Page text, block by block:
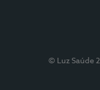
© Luz Saúde